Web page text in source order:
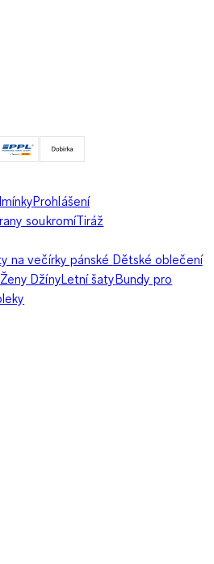
Prohlášení
soukromíTiráž
na večírky pánské Dětské oblečení
Ženy DžínyLetní šatyBundy pro